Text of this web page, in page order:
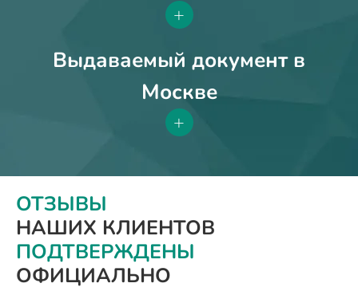
+
Выдаваемый документ в
Москве
+
ОТЗЫВЫ
НАШИХ КЛИЕНТОВ
ПОДТВЕРЖДЕНЫ
ОФИЦИАЛЬНО